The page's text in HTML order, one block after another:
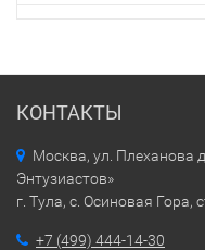
КОНТАКТЫ
Москва, ул. Плеханова
Энтузиастов»
г. Тула, с. Осиновая Гора,
+7 (499) 444-14-30